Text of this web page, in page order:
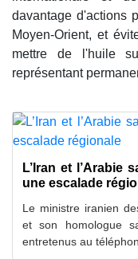
davantage d'actions
Moyen-Orient, et
mettre de l'huile
représentant
L’Iran et l’Arabie
une escalade
Le ministre iranien
et son homologue
entretenus au